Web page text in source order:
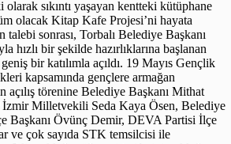
sıkıntı yaşayan kentteki kütüphane
olacak Kitap Kafe Projesi’ni hayata
sonrası, Torbalı Belediye Başkanı
hızlı bir şekilde hazırlıklarına başlanan
bir katılımla açıldı. 19 Mayıs Gençlik
kapsamında gençlere armağan
açılış törenine Belediye Başkanı Mithat
İzmir Milletvekili Seda Kaya Ösen, Belediye
Başkanı Övünç Demir, DEVA Partisi İlçe
ve çok sayıda STK temsilcisi ile